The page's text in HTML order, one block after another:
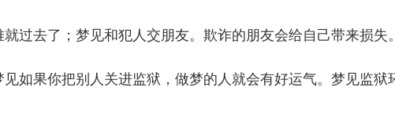
过去了；梦见和犯人交朋友。欺诈的朋友会给自己带来损失。
如果你把别人关进监狱，做梦的人就会有好运气。梦见监狱